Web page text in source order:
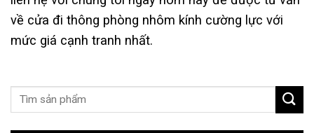
về cửa đi thông phòng nhôm kính cường lực với
mức giá cạnh tranh nhất.